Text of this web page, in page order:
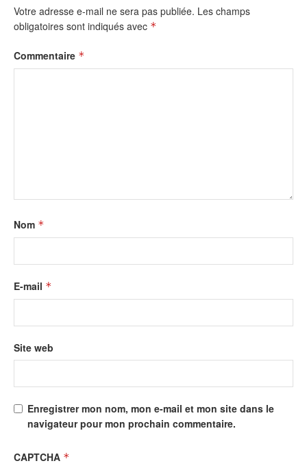
Votre adresse e-mail ne sera pas publiée. Les champs
obligatoires sont indiqués avec *
Commentaire *
Nom *
E-mail *
Site web
Enregistrer mon nom, mon e-mail et mon site dans le
navigateur pour mon prochain commentaire.
CAPTCHA *